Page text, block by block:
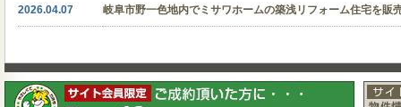
2026.04.07 岐阜市野一色地内でミサワホームの築浅リフォーム住宅を販